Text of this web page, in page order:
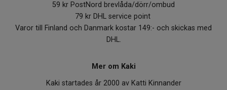
59 kr PostNord brevlåda/dörr/ombud
79 kr DHL service point
Varor till Finland och Danmark kostar 149:- och skickas med
DHL.
Mer om Kaki
Kaki startades år 2000 av Katti Kinnander